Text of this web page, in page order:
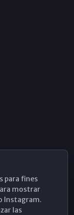
para fines
mostrar
Instagram.
las